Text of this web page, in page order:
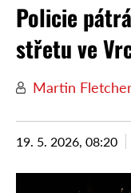
Policie
střetu ve
Martin
19. 5. 2026, 08:20